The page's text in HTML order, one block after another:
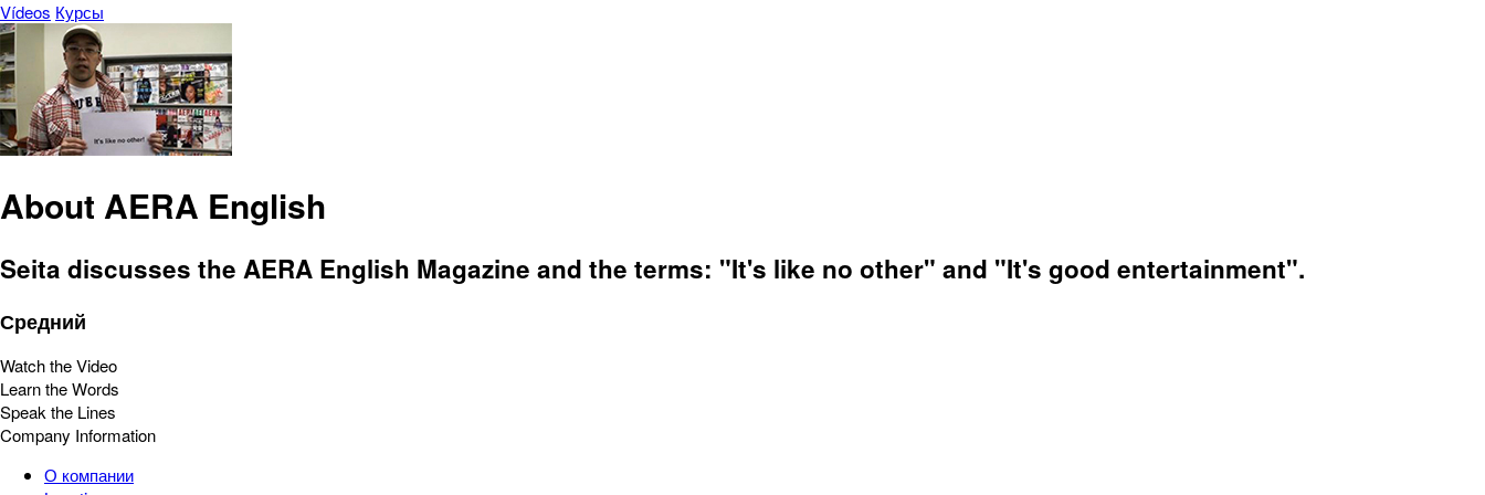
Vídeos Курсы
About AERA English
Seita discusses the AERA English Magazine and the terms: "It's like no other" and "It's good entertainment".
Средний
Watch the Video
Learn the Words
Speak the Lines
Company Information
О компании